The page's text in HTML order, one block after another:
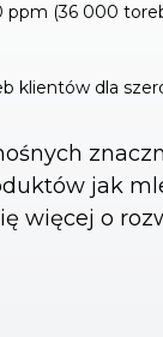
(36 000
klientów dla
jak
więcej o